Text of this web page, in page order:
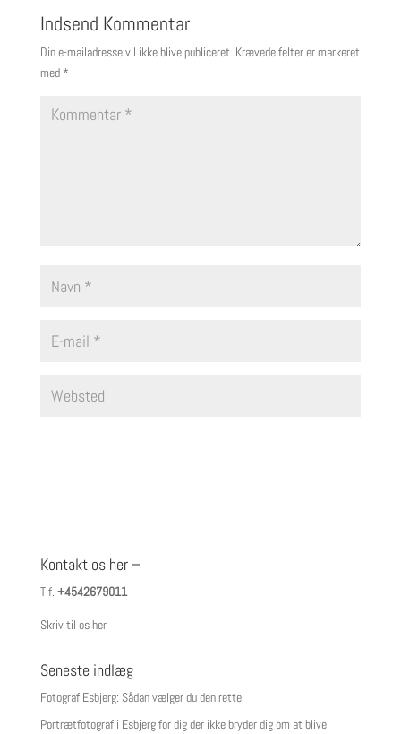
Indsend Kommentar
Din e-mailadresse vil ikke blive publiceret. Krævede felter er markeret
med *
Kontakt os her –
Tlf. +4542679011
Skriv til os her
Seneste indlæg
Fotograf Esbjerg: Sådan vælger du den rette
Portrætfotograf i Esbjerg for dig der ikke bryder dig om at blive